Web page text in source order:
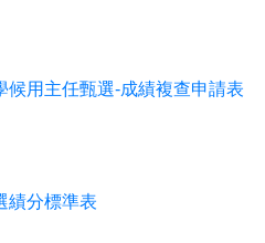
候用主任甄選-成績複查申請表
績分標準表